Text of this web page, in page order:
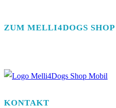
ZUM MELLI4DOGS SHOP
KONTAKT